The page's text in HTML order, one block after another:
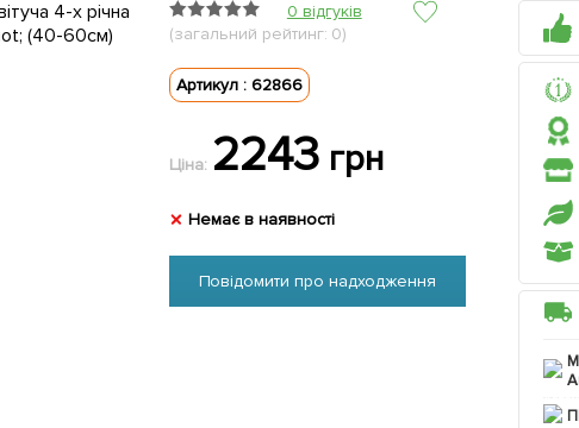
0 відгуків
(загальний рейтинг: 0)
Артикул : 62866
Ціна: 2243 грн
Немає в наявності
Повідомити про надходження